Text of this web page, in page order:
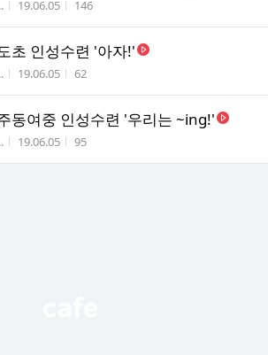
작성시간
19.06.05 조회수
146
초 인성수련 '아자!'
작성시간
19.06.05 조회수
62
동여중 인성수련 '우리는 ~ing!'
작성시간
19.06.05 조회수
95